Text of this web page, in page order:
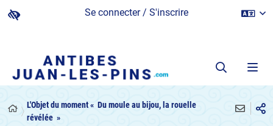
Se connecter / S'inscrire
L'Objet du moment « Du moule au bijou, la rouelle
révélée »